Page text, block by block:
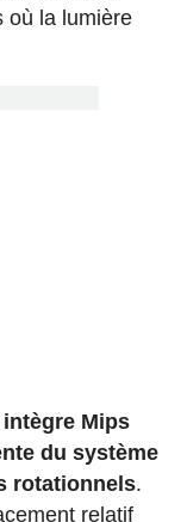
où la lumière
Mips
du système
rotationnels.
relatif